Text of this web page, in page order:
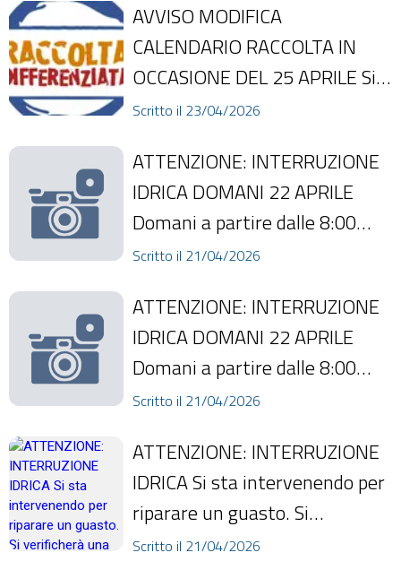
AVVISO MODIFICA
CALENDARIO RACCOLTA IN
OCCASIONE DEL 25 APRILE Si
rende noto alla cittadinanza
Scritto il 23/04/2026
ATTENZIONE: INTERRUZIONE
IDRICA DOMANI 22 APRILE
Domani a partire dalle 8:00
verrà interrotta l'erogazione
Scritto il 21/04/2026
ATTENZIONE: INTERRUZIONE
IDRICA DOMANI 22 APRILE
Domani a partire dalle 8:00
verrà interrotta l'erogazione
Scritto il 21/04/2026
ATTENZIONE: INTERRUZIONE
IDRICA Si sta intervenendo per
riparare un guasto. Si
verificherà una momentanea
Scritto il 21/04/2026